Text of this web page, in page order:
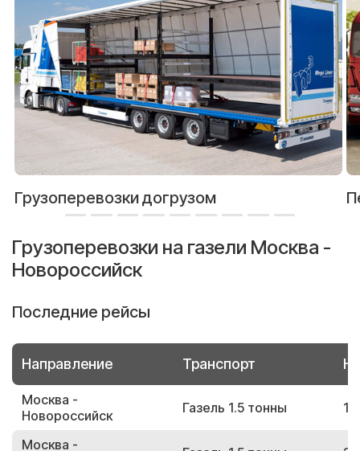
Грузоперевозки догрузом
Грузоперевозки на газели Москва -
Новороссийск
Последние рейсы
Направление Транспорт
Москва -
Новороссийск
Газель 1.5 тонны
Москва -